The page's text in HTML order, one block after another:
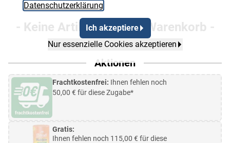
Datenschutzerklärung
Ich akzeptiere
Nur essenzielle Cookies akzeptieren
- Keine Artikel in Ihrem Warenkorb -
Aktionen
Frachtkostenfrei: Ihnen fehlen noch
50,00 € für diese Zugabe*
Gratis:
Ihnen fehlen noch 115,00 € für diese